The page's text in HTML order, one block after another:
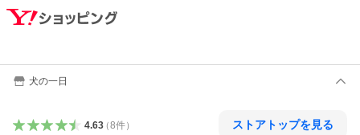
犬の一日
4.63（8件） ストアトップを見る